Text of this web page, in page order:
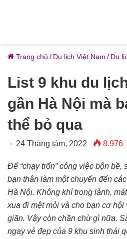
Trang chủ / Du lịch Việt Nam / Du
List 9 khu du
gần Hà Nội mà
thể bỏ qua
24 Tháng tám, 2022 8.976
Để “chạy trốn” công việc bộn bề,
bạn thân làm một chuyến đến
Hà Nội. Không khí trong lành,
xua đi mệt mỏi và cho bạn cơ
giãn. Vậy còn chần chừ gì nữa.
ngay vẻ đẹp của 9 khu sinh thái